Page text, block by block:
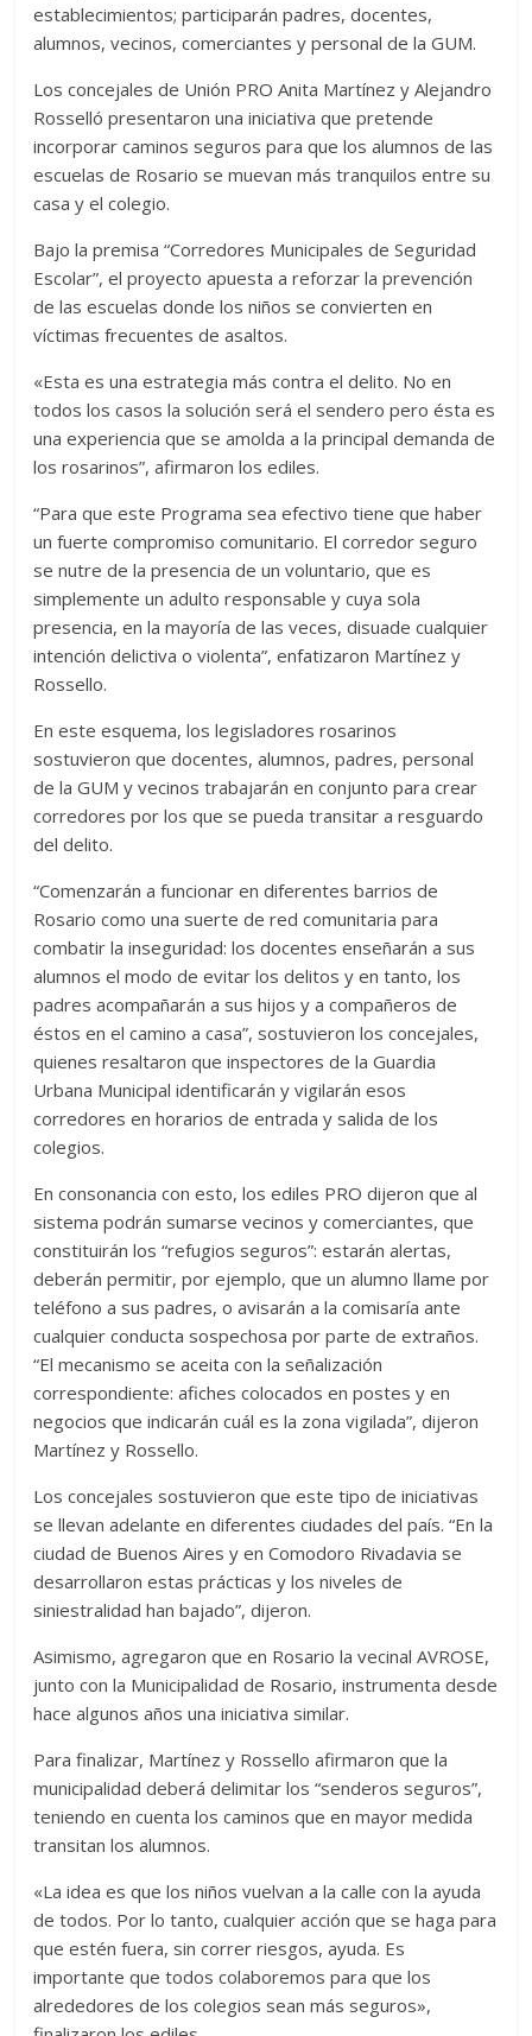
establecimientos; participarán padres, docentes,
alumnos, vecinos, comerciantes y personal de la GUM.
Los concejales de Unión PRO Anita Martínez y Alejandro
Rosselló presentaron una iniciativa que pretende
incorporar caminos seguros para que los alumnos de las
escuelas de Rosario se muevan más tranquilos entre su
casa y el colegio.
Bajo la premisa “Corredores Municipales de Seguridad
Escolar”, el proyecto apuesta a reforzar la prevención
de las escuelas donde los niños se convierten en
víctimas frecuentes de asaltos.
«Esta es una estrategia más contra el delito. No en
todos los casos la solución será el sendero pero ésta es
una experiencia que se amolda a la principal demanda de
los rosarinos”, afirmaron los ediles.
“Para que este Programa sea efectivo tiene que haber
un fuerte compromiso comunitario. El corredor seguro
se nutre de la presencia de un voluntario, que es
simplemente un adulto responsable y cuya sola
presencia, en la mayoría de las veces, disuade cualquier
intención delictiva o violenta”, enfatizaron Martínez y
Rossello.
En este esquema, los legisladores rosarinos
sostuvieron que docentes, alumnos, padres, personal
de la GUM y vecinos trabajarán en conjunto para crear
corredores por los que se pueda transitar a resguardo
del delito.
“Comenzarán a funcionar en diferentes barrios de
Rosario como una suerte de red comunitaria para
combatir la inseguridad: los docentes enseñarán a sus
alumnos el modo de evitar los delitos y en tanto, los
padres acompañarán a sus hijos y a compañeros de
éstos en el camino a casa”, sostuvieron los concejales,
quienes resaltaron que inspectores de la Guardia
Urbana Municipal identificarán y vigilarán esos
corredores en horarios de entrada y salida de los
colegios.
En consonancia con esto, los ediles PRO dijeron que al
sistema podrán sumarse vecinos y comerciantes, que
constituirán los “refugios seguros”: estarán alertas,
deberán permitir, por ejemplo, que un alumno llame por
teléfono a sus padres, o avisarán a la comisaría ante
cualquier conducta sospechosa por parte de extraños.
“El mecanismo se aceita con la señalización
correspondiente: afiches colocados en postes y en
negocios que indicarán cuál es la zona vigilada”, dijeron
Martínez y Rossello.
Los concejales sostuvieron que este tipo de iniciativas
se llevan adelante en diferentes ciudades del país. “En la
ciudad de Buenos Aires y en Comodoro Rivadavia se
desarrollaron estas prácticas y los niveles de
siniestralidad han bajado”, dijeron.
Asimismo, agregaron que en Rosario la vecinal AVROSE,
junto con la Municipalidad de Rosario, instrumenta desde
hace algunos años una iniciativa similar.
Para finalizar, Martínez y Rossello afirmaron que la
municipalidad deberá delimitar los “senderos seguros”,
teniendo en cuenta los caminos que en mayor medida
transitan los alumnos.
«La idea es que los niños vuelvan a la calle con la ayuda
de todos. Por lo tanto, cualquier acción que se haga para
que estén fuera, sin correr riesgos, ayuda. Es
importante que todos colaboremos para que los
alrededores de los colegios sean más seguros»,